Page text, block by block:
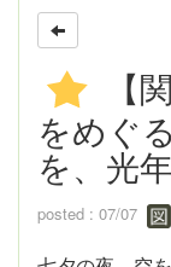
【
をめぐ
を、光
posted : 07/07